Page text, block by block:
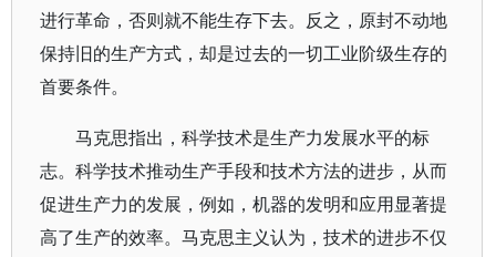
进行革命，否则就不能生存下去。反之，原封不动地
保持旧的生产方式，却是过去的一切工业阶级生存的
首要条件。
马克思指出，科学技术是生产力发展水平的标
志。科学技术推动生产手段和技术方法的进步，从而
促进生产力的发展，例如，机器的发明和应用显著提
高了生产的效率。马克思主义认为，技术的进步不仅